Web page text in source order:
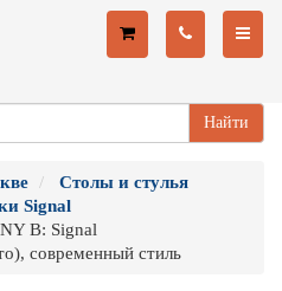
Найти
Столы и стулья
Signal
B: Signal
современный стиль